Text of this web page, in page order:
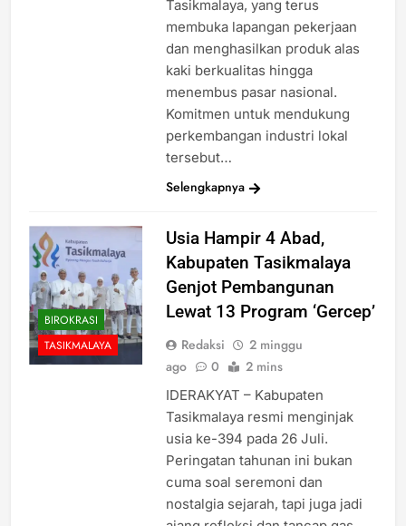
Tasikmalaya, yang terus
membuka lapangan pekerjaan
dan menghasilkan produk alas
kaki berkualitas hingga
menembus pasar nasional.
Komitmen untuk mendukung
perkembangan industri lokal
tersebut…
Selengkapnya
BIROKRASI
TASIKMALAYA
Usia Hampir 4 Abad,
Kabupaten Tasikmalaya
Genjot Pembangunan
Lewat 13 Program ‘Gercep’
Redaksi
2 minggu
ago
0 2 mins
IDERAKYAT – Kabupaten
Tasikmalaya resmi menginjak
usia ke-394 pada 26 Juli.
Peringatan tahunan ini bukan
cuma soal seremoni dan
nostalgia sejarah, tapi juga jadi